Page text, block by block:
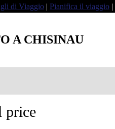
di Viaggio | Pianifica il viaggio |
A CHISINAU
price